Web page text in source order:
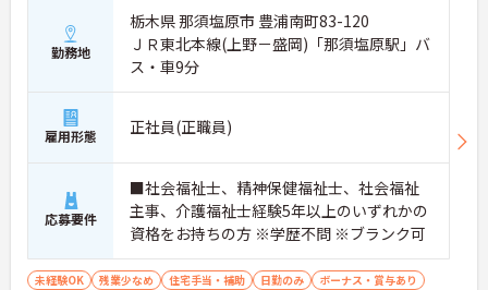
勤務地
栃木県 那須塩原市 豊浦南町83-120
ＪＲ東北本線(上野－盛岡)「那須塩原駅」バ
ス・車9分
雇用形態 正社員(正職員)
応募要件
■社会福祉士、精神保健福祉士、社会福祉
主事、介護福祉士経験5年以上のいずれかの
資格をお持ちの方 ※学歴不問 ※ブランク可
未経験OK 残業少なめ 住宅手当・補助 日勤のみ
ボーナス・賞与あり